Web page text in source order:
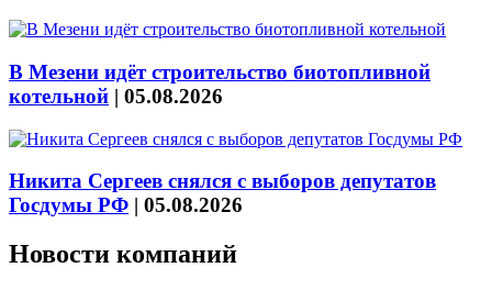
В Мезени идёт строительство биотопливной
котельной | 05.08.2026
Никита Сергеев снялся с выборов депутатов
Госдумы РФ | 05.08.2026
Новости компаний